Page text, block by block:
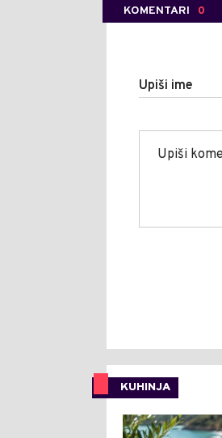
KOMENTARI 0
Upiši ime
KUHINJA